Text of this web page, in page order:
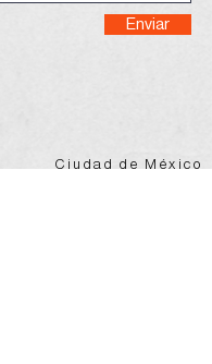
Enviar
Ciudad de México